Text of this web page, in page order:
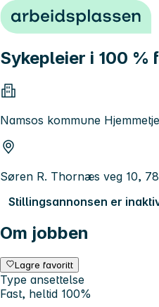
Hopp til innhold
Sykepleier i 100 %
Namsos kommune
Søren R. Thornæs veg 10,
Stillingsannonsen er
Om jobben
Lagre favoritt
Type ansettelse
Fast, heltid 100%